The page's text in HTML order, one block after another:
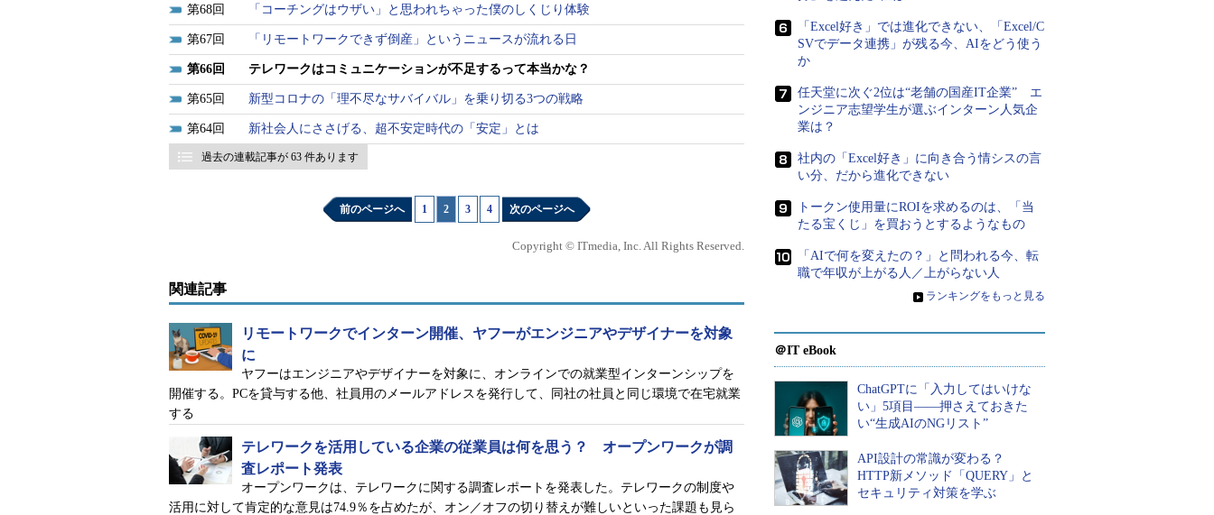
オンラインコミュニケーションの特徴
ここからは、オンライン、テキストのやりとりでより良い関係を築く上で知っておき
たい「コミュニケーションの特徴」を見ていきます。
私たちが対面でコミュニケーションを行うとき、「言語」と「非言語」を使っていま
す。言語は「言葉そのもの」で、非言語は「声のトーン」や「ジェスチャー」です。
オンラインコミュニケーションは、非言語の情報が少ない
す。テキストでのやりとりなら非言語情報はありませんし、Web会議も、五感のうち臭
覚、味覚、触覚などの身体感覚の情報がありません。
不足している非言語情報は、相手の解釈に委ねる
例えば、「バカ」という言葉。対面なら「バカ」と笑顔で言ったら、相手は「言葉は
否定的な内容だけど、冗談で言っているんだな」と理解できます。一方、テキストで
「バカ」と伝えた場合、非言語情報がないため、相手は文字面だけで解釈するしかあり
ません。そのため、対面よりも誤解が生じやすいのです。
オンラインでコミュニケーションを行うときは、この「非言語情報が少ない」という
特徴を頭の片隅に入れておきましょう。
68 「コーチングはウザい」と思われちゃった僕のしくじり体験
67 「リモートワークできず倒産」というニュースが流れる日
66 テレワークはコミュニケーションが不足するって本当かな？
65 新型コロナの「理不尽なサバイバル」を乗り切る3つの戦略
64 新社会人にささげる、超不安定時代の「安定」とは
過去の連載記事が 63 件あります
前のページへ 1 2 3 4 次のページへ
Copyright © ITmedia, Inc. All Rights Reserved.
関連記事
リモートワークでインターン開催、ヤフーがエンジニアやデザイナーを対象
に
ヤフーはエンジニアやデザイナーを対象に、オンラインでの就業型インターンシップを
開催する。PCを貸与する他、社員用のメールアドレスを発行して、同社の社員と同じ環境で在宅就業
する
テレワークを活用している企業の従業員は何を思う？ オープンワークが調
査レポート発表
オープンワークは、テレワークに関する調査レポートを発表した。テレワークの制度や
活用に対して肯定的な意見は74.9％を占めたが、オン／オフの切り替えが難しいといった課題も見ら
「Excel好き」では進化できない、「Excel/C
SVでデータ連携」が残る今、AIをどう使う
か
任天堂に次ぐ2位は“老舗の国産IT企業” エ
ンジニア志望学生が選ぶインターン人気企
業は？
社内の「Excel好き」に向き合う情シスの言
い分、だから進化できない
トークン使用量にROIを求めるのは、「当
たる宝くじ」を買おうとするようなもの
「AIで何を変えたの？」と問われる今、転
職で年収が上がる人／上がらない人
» ランキングをもっと見る
＠IT eBook
ChatGPTに「入力してはいけな
い」5項目――押さえておきた
い“生成AIのNGリスト”
API設計の常識が変わる？
HTTP新メソッド「QUERY」と
セキュリティ対策を学ぶ